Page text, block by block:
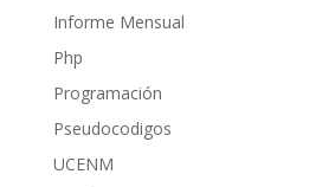
Informe Mensual
Php
Programación
Pseudocodigos
UCENM